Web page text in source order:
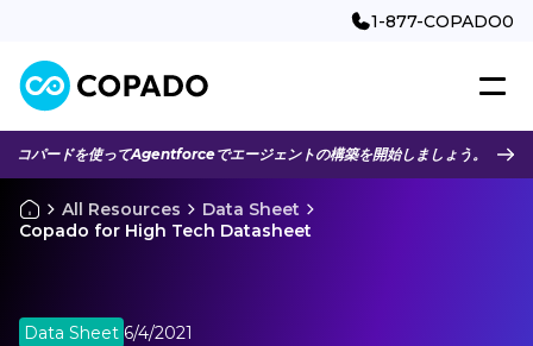
1-877-COPADO0
コパードを使ってAgentforceでエージェントの構築を開始しましょう。
All Resources
Data Sheet
Copado for High Tech Datasheet
Data Sheet 6/4/2021